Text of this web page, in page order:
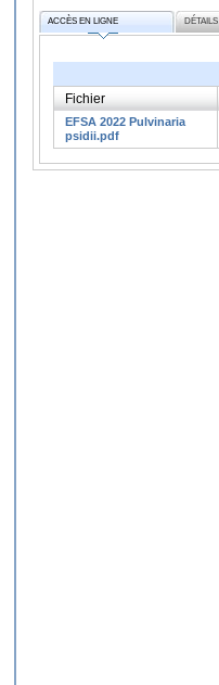
ACCÈS EN LIGNE DÉTAILS
Fichier
EFSA 2022 Pulvinaria
psidii.pdf